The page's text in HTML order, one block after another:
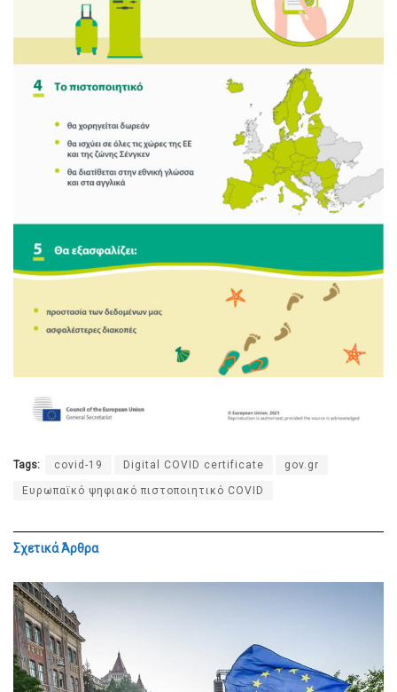
Tags: covid-19 Digital COVID certificate gov.gr
Ευρωπαϊκό ψηφιακό πιστοποιητικό COVID
ΣχετικάΆρθρα